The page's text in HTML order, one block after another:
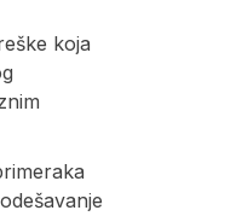
koja